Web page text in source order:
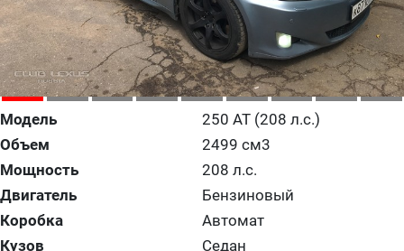
Модель
250 AT (208 л.с.)
Объем
2499 см3
Мощность
208 л.с.
Двигатель
Бензиновый
Коробка
Автомат
Кузов
Седан